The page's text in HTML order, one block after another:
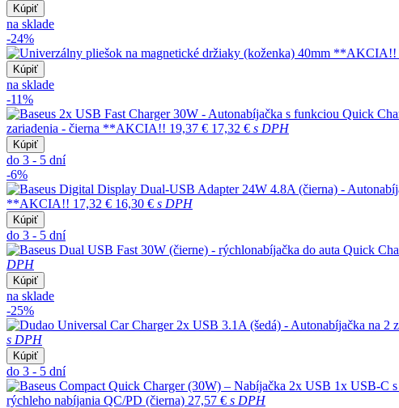
Kúpiť
na sklade
-24%
Kúpiť
na sklade
-11%
zariadenia - čierna **AKCIA!! 19,37 € 17,32 € s DPH
Kúpiť
do 3 - 5 dní
-6%
**AKCIA!! 17,32 € 16,30 € s DPH
Kúpiť
do 3 - 5 dní
DPH
Kúpiť
na sklade
-25%
s DPH
Kúpiť
do 3 - 5 dní
rýchleho nabíjania QC/PD (čierna) 27,57 € s DPH